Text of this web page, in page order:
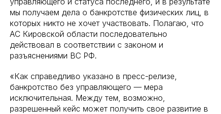
мы получаем дела о банкротстве физических лиц, в
которых никто не хочет участвовать. Полагаю, что
АС Кировской области последовательно
действовал в соответствии с законом и
разъяснениями ВС РФ.
«Как справедливо указано в пресс-релизе,
банкротство без управляющего — мера
исключительная. Между тем, возможно,
разрешенный кейс может получить свое развитие в